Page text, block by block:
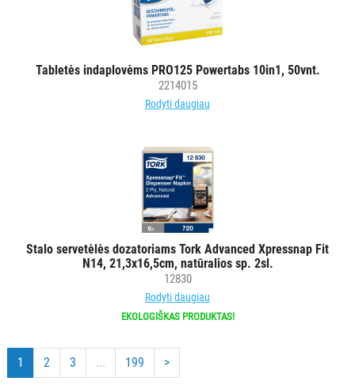
Tabletės indaplovėms PRO125 Powertabs 10in1, 50vnt.
2214015
Rodyti daugiau
Stalo servetėlės dozatoriams Tork Advanced Xpressnap Fit
N14, 21,3x16,5cm, natūralios sp. 2sl.
12830
Rodyti daugiau
EKOLOGIŠKAS PRODUKTAS!
1 2 3 ... 199 >